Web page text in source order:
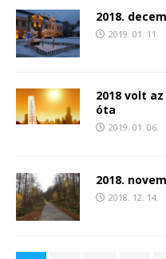
2018.
2019. 01. 11.
2018 volt
óta
2019. 01. 06.
2018.
2018. 12. 14.